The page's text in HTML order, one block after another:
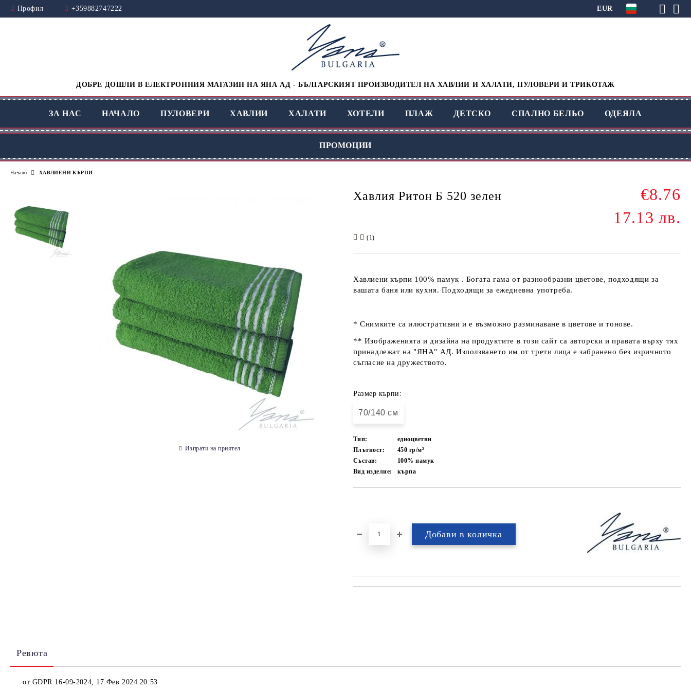
Профил +359882747222 EUR
ДОБРЕ ДОШЛИ В ЕЛЕКТРОННИЯ МАГАЗИН НА ЯНА АД - БЪЛГАРСКИЯТ ПРОИЗВОДИТЕЛ НА ХАВЛИИ И ХАЛАТИ, ПУЛОВЕРИ И ТРИКОТАЖ
ЗА НАС НАЧАЛО ПУЛОВЕРИ ХАВЛИИ ХАЛАТИ ХОТЕЛИ ПЛАЖ ДЕТСКО СПАЛНО БЕЛЬО ОДЕЯЛА
ПРОМОЦИИ
Начало ХАВЛИЕНИ КЪРПИ
Хавлия Ритон Б 520 зелен
€8.76
17.13 лв.
(1)
Хавлиени кърпи 100% памук . Богата гама от разнообразни цветове, подходящи за
вашата баня или кухня. Подходящи за ежедневна употреба.
* Снимките са илюстративни и е възможно разминаване в цветове и тонове.
** Изображенията и дизайна на продуктите в този сайт са авторски и правата върху тях
принадлежат на "ЯНА" АД. Използването им от трети лица е забранено без изричното
съгласие на дружеството.
Размер кърпи:
70/140 см
Тип:
едноцветни
Плътност:
450 гр/м²
Състав:
100% памук
Вид изделие:
кърпа
Изпрати на приятел
Ревюта
от GDPR 16-09-2024, 17 Фев 2024 20:53